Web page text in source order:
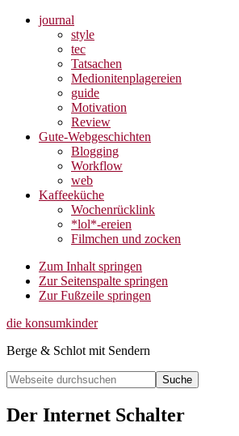
journal
style
tec
Tatsachen
Medionitenplagereien
guide
Motivation
Review
Gute-Webgeschichten
Blogging
Workflow
web
Kaffeeküche
Wochenrücklink
*lol*-ereien
Filmchen und zocken
Zum Inhalt springen
Zur Seitenspalte springen
Zur Fußzeile springen
die konsumkinder
Berge & Schlot mit Sendern
Webseite
durchsuchen
Search
Der Internet Schalter